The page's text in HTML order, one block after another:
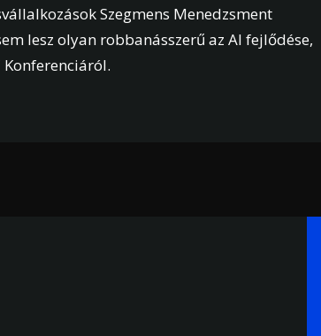
Szegmens Menedzsment
lesz olyan robbanásszerű az AI fejlődése,